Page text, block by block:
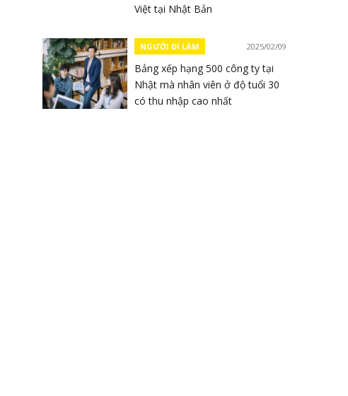
Việt tại Nhật Bản
NGƯỜI ĐI LÀM 2025/02/09
Bảng xếp hạng 500 công ty tại
Nhật mà nhân viên ở độ tuổi 30
có thu nhập cao nhất